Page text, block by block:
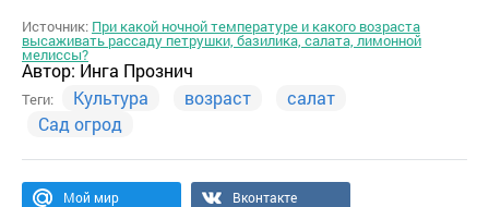
Источник: При какой ночной температуре и какого возраста
высаживать рассаду петрушки, базилика, салата, лимонной
мелиссы?
Автор: Инга Прознич
Теги: Культура возраст
салат
Сад огрод
Мой мир
Вконтакте